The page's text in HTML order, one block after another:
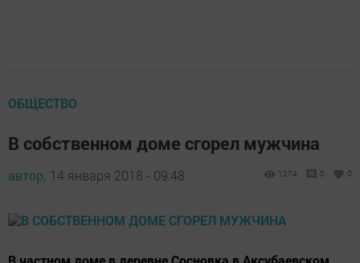
ОБЩЕСТВО
В собственном доме сгорел мужчина
автор, 14 января 2018 - 09:48 1274 0 0